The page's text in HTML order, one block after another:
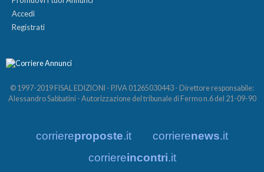
Accedi
Registrati
© 1997-2019 FISAL EDIZIONI - P.IVA 01265030443 - Direttore responsabile:
Alessandro Sabbatini - Autorizzazione del tribunale di Fermo n.6 del 21-09-90
corriereproposte.it corrierenews.it
corriereincontri.it